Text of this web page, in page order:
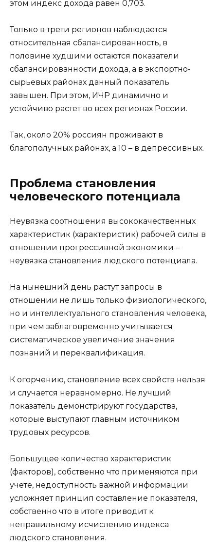
этом индекс дохода равен 0,703.
Только в трети регионов наблюдается
относительная сбалансированность, в
половине худшими остаются показатели
сбалансированности дохода, а в экспортно-
сырьевых районах данный показатель
завышен. При этом, ИЧР динамично и
устойчиво растет во всех регионах России.
Так, около 20% россиян проживают в
благополучных районах, а 10 – в депрессивных.
Проблема становления
человеческого потенциала
Неувязка соотношения высококачественных
характеристик (характеристик) рабочей силы в
отношении прогрессивной экономики –
неувязка становления людского потенциала.
На нынешний день растут запросы в
отношении не лишь только физиологического,
но и интеллектуального становления человека,
при чем заблаговременно учитывается
систематическое увеличение значения
познаний и переквалификация.
К огорчению, становление всех свойств нельзя
и случается неравномерно. Не лучший
показатель демонстрируют государства,
которые выступают главным источником
трудовых ресурсов.
Большущее количество характеристик
(факторов), собственно что применяются при
учете, недоступность важной информации
усложняет принцип составление показателя,
собственно что в итоге приводит к
неправильному исчислению индекса
людского становления.